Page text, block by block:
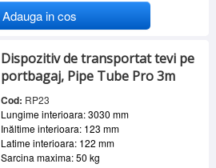
Adauga in cos
Dispozitiv de transportat tevi pe
portbagaj, Pipe Tube Pro 3m
Cod: RP23
Lungime interioara: 3030 mm
Inăltime interioara: 123 mm
Latime interioara: 122 mm
Sarcina maxima: 50 kg